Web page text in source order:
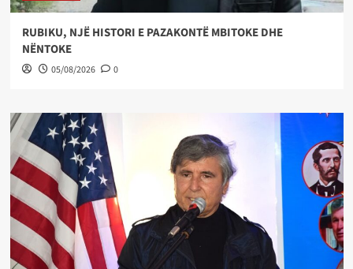
RUBIKU, NJË HISTORI E PAZAKONTË MBITOKE DHE
NËNTOKE
05/08/2026 0